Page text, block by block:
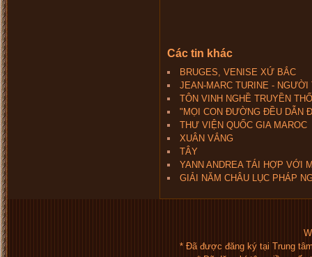
Các tin khác
BRUGES, VENISE XỨ BẮC
JEAN-MARC TURINE - NGƯỜI
TÔN VINH NGHỀ TRUYỀN
"MỌI CON ĐƯỜNG ĐỀU DẪN
THƯ VIỆN QUỐC GIA MAROC
XUÂN VẮNG
TÂY
YANN ANDREA TÁI HỢP VỚI
GIẢI NĂM CHÂU LỤC PHÁP
* Đã được đăng ký tại Trung